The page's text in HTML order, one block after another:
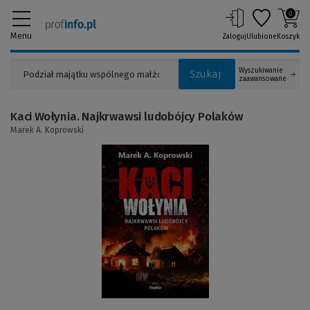
Menu
Szukaj
Wyszukiwanie
zaawansowane
ZalogujUlubione
0
Koszyk
Kaci Wołynia. Najkrwawsi ludobójcy Polaków
Marek A. Koprowski